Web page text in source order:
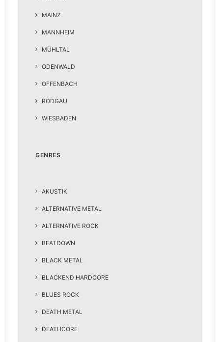
MAINZ
MANNHEIM
MÜHLTAL
ODENWALD
OFFENBACH
RODGAU
WIESBADEN
GENRES
AKUSTIK
ALTERNATIVE METAL
ALTERNATIVE ROCK
BEATDOWN
BLACK METAL
BLACKEND HARDCORE
BLUES ROCK
DEATH METAL
DEATHCORE